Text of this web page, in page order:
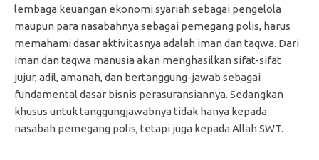
lembaga keuangan ekonomi syariah sebagai pengelola
maupun para nasabahnya sebagai pemegang polis, harus
memahami dasar aktivitasnya adalah iman dan taqwa. Dari
iman dan taqwa manusia akan menghasilkan sifat-sifat
jujur, adil, amanah, dan bertanggung-jawab sebagai
fundamental dasar bisnis perasuransiannya. Sedangkan
khusus untuk tanggungjawabnya tidak hanya kepada
nasabah pemegang polis, tetapi juga kepada Allah SWT.